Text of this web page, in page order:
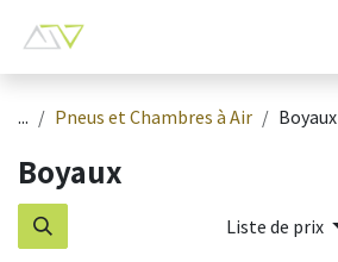
... Pneus et Chambres à Air Boyaux
Boyaux
Liste de prix